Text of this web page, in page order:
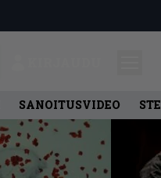
SANOITUSVIDEO